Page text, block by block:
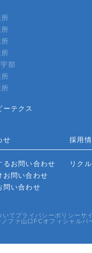
部
ーテクス
せ
るお問い合わせ
お問い合わせ
問い合わせ
採用
リク
いて プライバシーポリシーサ
ノファ山口FCオフィシャルパ